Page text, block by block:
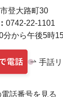
登大路町30
0742-22-1101
分から午後5時15
手話
話番号を見る